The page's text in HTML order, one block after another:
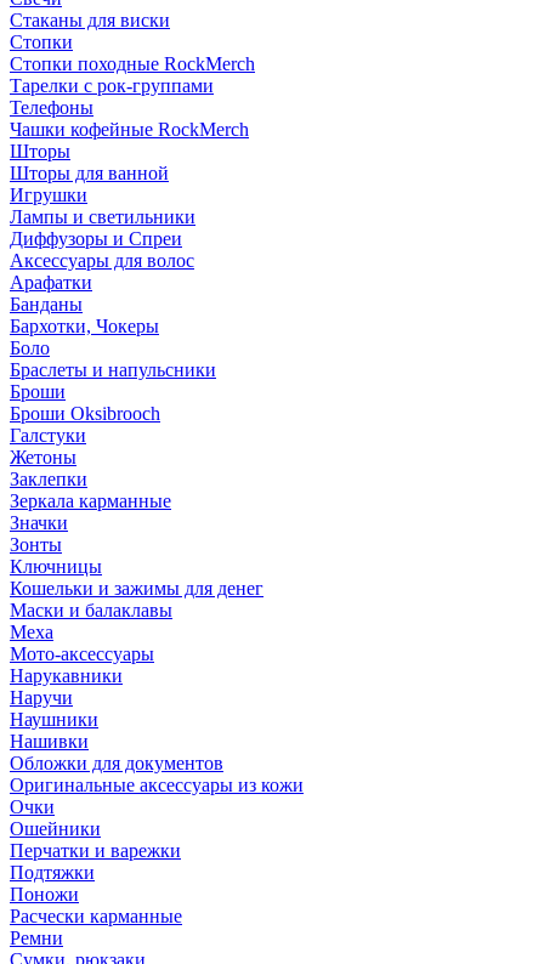
Стаканы для виски
Стопки
Стопки походные RockMerch
Тарелки с рок-группами
Телефоны
Чашки кофейные RockMerch
Шторы
Шторы для ванной
Игрушки
Лампы и светильники
Диффузоры и Спреи
Аксессуары для волос
Арафатки
Банданы
Бархотки, Чокеры
Боло
Браслеты и напульсники
Броши
Броши Oksibrooch
Галстуки
Жетоны
Заклепки
Зеркала карманные
Значки
Зонты
Ключницы
Кошельки и зажимы для денег
Маски и балаклавы
Меха
Мото-аксессуары
Нарукавники
Наручи
Наушники
Нашивки
Обложки для документов
Оригинальные аксессуары из кожи
Очки
Ошейники
Перчатки и варежки
Подтяжки
Поножи
Расчески карманные
Ремни
Сумки, рюкзаки